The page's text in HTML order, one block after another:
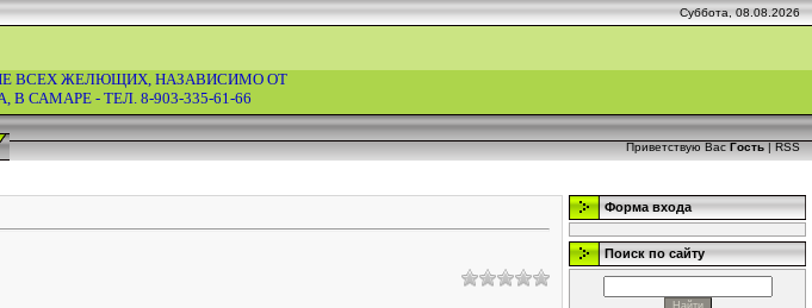
Суббота, 08.08.2026
ВСЕХ ЖЕЛЮЩИХ, НАЗАВИСИМО ОТ
В САМАРЕ - ТЕЛ. 8-903-335-61-66
Приветствую Вас Гость | RSS
Форма входа
Поиск по сайту